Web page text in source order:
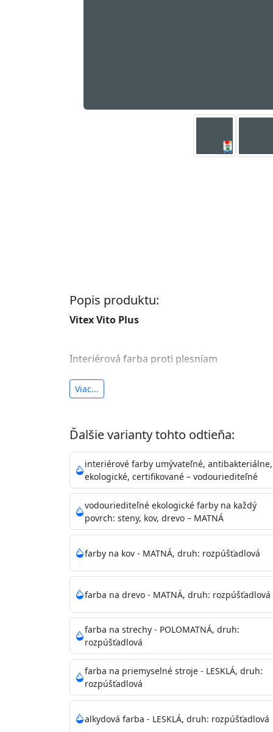
Popis produktu:
Vitex Vito Plus
Interiérová farba proti plesniam
antibakteriálna a umývateľná
Je interiérová protiplesňová farba s iónmi
znižuje (o 99,9%) množstvo baktérií na
vysokými nárokmi na hygienickú
sály, potravinárske priestory, detské
vhodná aj do bežných priestorov.Je plne
zachovaní priedušnosti vodných pár z
vysokú výdatnosť a výborný rozliv. Je
Odtieň: Biela + je možné tónovať podľa RAL,
Informácie k aplikácií
Pred použitím farbu narieďte do 10%
vrstvu štetcom, valčekom alebo
4hod/23°C je možné aplikovať ďalšiu
teplotou sa doba schnutia predlžuje.
Neaplikujte pri teplote pod 5°C a nad
Viac...
Ďalšie varianty tohto odtieňa:
interiérové farby umývateľné, antibakteriálne,
ekologické, certifikované – vodouriediteľné
vodouriediteľné ekologické farby na každý
povrch: steny, kov, drevo – MATNÁ
farby na kov - MATNÁ, druh: rozpúšťadlová
farba na drevo - MATNÁ, druh: rozpúšťadlová
farba na strechy - POLOMATNÁ, druh:
rozpúšťadlová
farba na priemyselné stroje - LESKLÁ, druh:
rozpúšťadlová
alkydová farba - LESKLÁ, druh: rozpúšťadlová